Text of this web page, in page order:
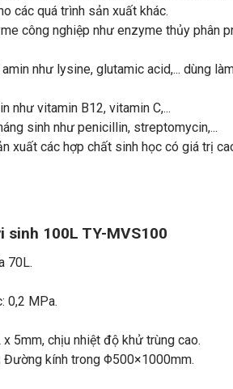
các quá trình sản xuất khác.
công nghiệp như enzyme thủy phân
như lysine, glutamic acid,... dùng
như vitamin B12, vitamin C,...
sinh như penicillin, streptomycin,...
xuất các hợp chất sinh học có giá trị
sinh 100L TY-MVS100
70L.
0,2 MPa.
5mm, chịu nhiệt độ khử trùng cao.
Đường kính trong Φ500×1000mm.